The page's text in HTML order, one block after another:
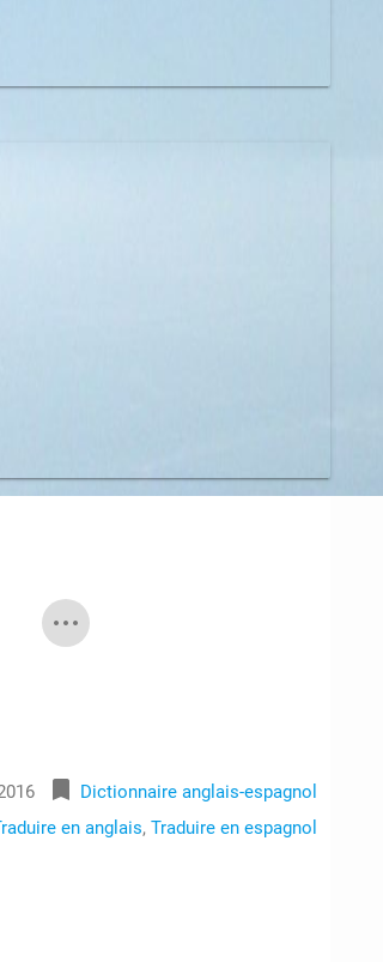
bookmark Dictionnaire anglais-espagnol
en anglais, Traduire en espagnol